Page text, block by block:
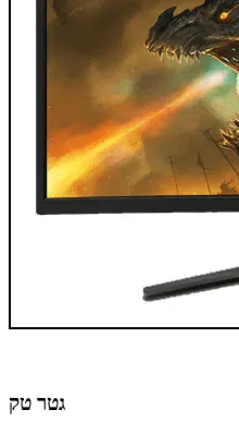
גטר טק